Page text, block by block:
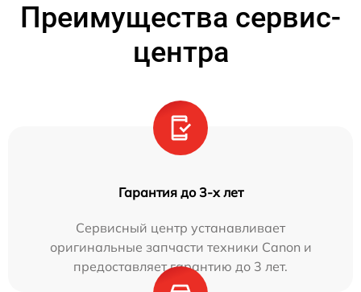
Преимущества сервис-
центра
Гарантия до 3-х лет
Сервисный центр устанавливает
оригинальные запчасти техники Canon и
предоставляет гарантию до 3 лет.